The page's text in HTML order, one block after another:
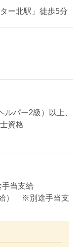
ー北駅」徒歩5分
パー2級）以上、
資格
当支給
給） ※別途手当支